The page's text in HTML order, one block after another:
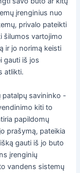
įrenginius nuo
privalo pateikti
šilumos vartojimo
ir jo norimą keisti
gauti iš jos
atlikti.
patalpų savininko -
kiti to
papildomų
prašymą, pateikia
gauti iš jo buto
įrenginių
vandens sistemų